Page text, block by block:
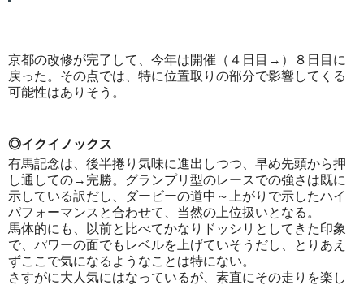
京都の改修が完了して、今年は開催（４日目→）８日目に
戻った。その点では、特に位置取りの部分で影響してくる
可能性はありそう。
◎イクイノックス
有馬記念は、後半捲り気味に進出しつつ、早め先頭から押
し通しての→完勝。グランプリ型のレースでの強さは既に
示している訳だし、ダービーの道中～上がりで示したハイ
パフォーマンスと合わせて、当然の上位扱いとなる。
馬体的にも、以前と比べてかなりドッシリとしてきた印象
で、パワーの面でもレベルを上げていそうだし、とりあえ
ずここで気になるようなことは特にない。
さすがに大人気にはなっているが、素直にその走りを楽し